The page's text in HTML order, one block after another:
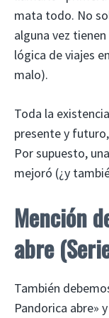
mata todo. No
alguna vez
lógica de viajes
malo).
Toda la
presente y
Por supuesto,
mejoró (¿y
Mención
abre
También
Pandorica abre»